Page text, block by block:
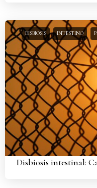
DISBIOSIS INTESTINO
Disbiosis intestinal: